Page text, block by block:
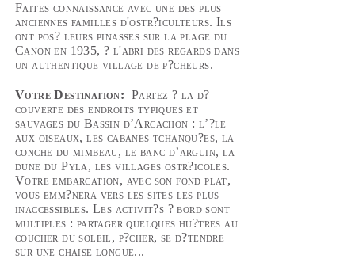
Faites connaissance avec une des plus
anciennes familles d'ostr?iculteurs. Ils
ont pos? leurs pinasses sur la plage du
Canon en 1935, ? l'abri des regards dans
un authentique village de p?cheurs.
Votre Destination: Partez ? la d?
couverte des endroits typiques et
sauvages du Bassin d’Arcachon : l’?le
aux oiseaux, les cabanes tchanqu?es, la
conche du mimbeau, le banc d’arguin, la
dune du Pyla, les villages ostr?icoles.
Votre embarcation, avec son fond plat,
vous emm?nera vers les sites les plus
inaccessibles. Les activit?s ? bord sont
multiples : partager quelques hu?tres au
coucher du soleil, p?cher, se d?tendre
sur une chaise longue...